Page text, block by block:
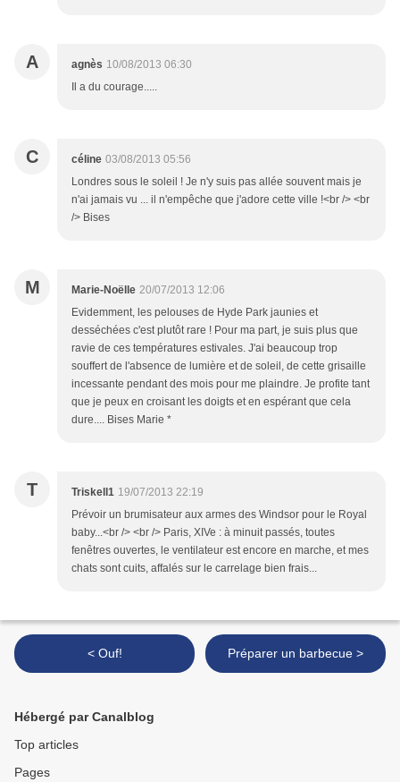
A agnès 10/08/2013 06:30
Il a du courage.....
C céline 03/08/2013 05:56
Londres sous le soleil ! Je n'y suis pas allée souvent mais je
n'ai jamais vu ... il n'empêche que j'adore cette ville !<br /> <br
/> Bises
M Marie-Noëlle 20/07/2013 12:06
Evidemment, les pelouses de Hyde Park jaunies et
desséchées c'est plutôt rare ! Pour ma part, je suis plus que
ravie de ces températures estivales. J'ai beaucoup trop
souffert de l'absence de lumière et de soleil, de cette grisaille
incessante pendant des mois pour me plaindre. Je profite tant
que je peux en croisant les doigts et en espérant que cela
dure.... Bises Marie *
T Triskell1 19/07/2013 22:19
Prévoir un brumisateur aux armes des Windsor pour le Royal
baby...<br /> <br /> Paris, XIVe : à minuit passés, toutes
fenêtres ouvertes, le ventilateur est encore en marche, et mes
chats sont cuits, affalés sur le carrelage bien frais...
< Ouf! Préparer un barbecue >
Hébergé par Canalblog
Top articles
Pages